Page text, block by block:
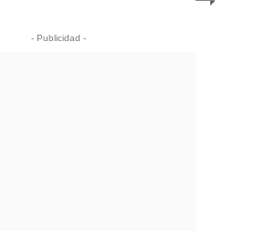
- Publicidad -